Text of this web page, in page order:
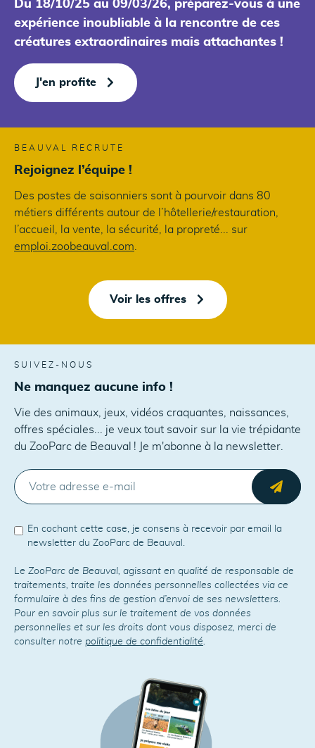
Du 18/10/25 au 09/03/26, préparez-vous à une
expérience inoubliable à la rencontre de ces
créatures extraordinaires mais attachantes !
J'en profite
BEAUVAL RECRUTE
Rejoignez l’équipe !
Des postes de saisonniers sont à pourvoir dans 80
métiers différents autour de l’hôtellerie/restauration,
l’accueil, la vente, la sécurité, la propreté... sur
emploi.zoobeauval.com.
Voir les offres
SUIVEZ-NOUS
Ne manquez aucune info !
Vie des animaux, jeux, vidéos craquantes, naissances,
offres spéciales... je veux tout savoir sur la vie trépidante
du ZooParc de Beauval ! Je m'abonne à la newsletter.
En cochant cette case, je consens à recevoir par email la
newsletter du ZooParc de Beauval.
Le ZooParc de Beauval, agissant en qualité de responsable de
traitements, traite les données personnelles collectées via ce
formulaire à des fins de gestion d’envoi de ses newsletters.
Pour en savoir plus sur le traitement de vos données
personnelles et sur les droits dont vous disposez, merci de
consulter notre politique de confidentialité.